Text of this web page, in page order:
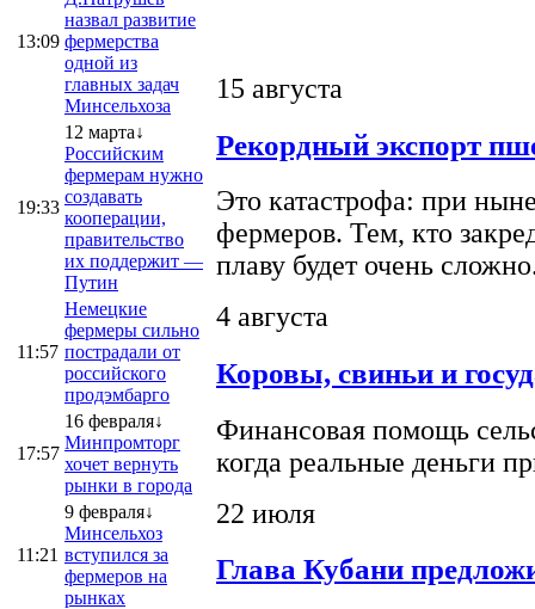
13:09
назвал развитие
фермерства
одной из
главных задач
Минсельхоза
19:33
12 марта↓
Российским
фермерам нужно
создавать
кооперации,
правительство
их поддержит —
Путин
11:57
Немецкие
фермеры сильно
пострадали от
российского
продэмбарго
17:57
16 февраля↓
Минпромторг
хочет вернуть
рынки в города
11:21
9 февраля↓
Минсельхоз
вступился за
фермеров на
рынках
15 августа
Рекордный экспорт
Это катастрофа: при
фермеров. Тем, кто
плаву будет очень
4 августа
Коровы, свиньи и
Финансовая помощь
когда реальные деньги
22 июля
Глава Кубани